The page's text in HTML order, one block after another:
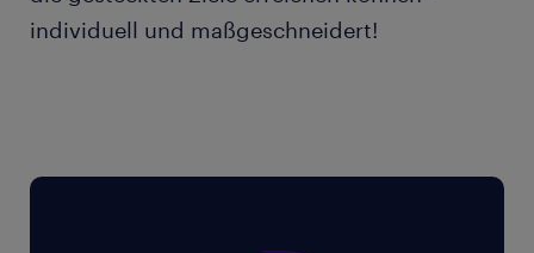
individuell und maßgeschneidert!